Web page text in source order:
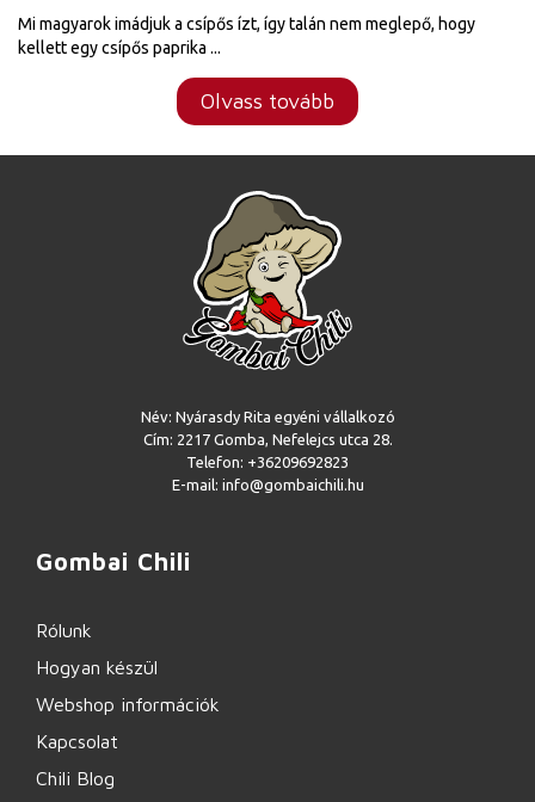
Mi magyarok imádjuk a csípős ízt, így talán nem meglepő, hogy
kellett egy csípős paprika ...
Olvass tovább
Név: Nyárasdy Rita egyéni vállalkozó
Cím: 2217 Gomba, Nefelejcs utca 28.
Telefon: +36209692823
E-mail: info@gombaichili.hu
Gombai Chili
Rólunk
Hogyan készül
Webshop információk
Kapcsolat
Chili Blog